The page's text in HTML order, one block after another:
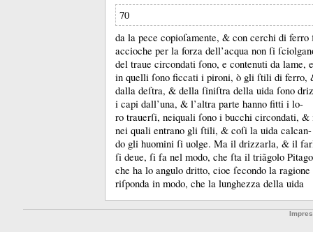
70
da la pece copioſamente, & con cerchi di ferro
accioche per la forza dell’acqua non ſi
del traue circondati ſono, e contenuti da lame,
in quelli ſono ficcati i pironi, ò gli ſtili di ferro,
dalla deſtra, & della ſiniſtra della uida ſono
i capi dall’una, & l’altra parte hanno fitti i lo-
ro trauerſi, neiquali ſono i bucchi circondati, &
nei quali entrano gli ſtili, & coſi la uida calcan-
do gli huomini ſi uolge. Ma il drizzarla, & il
ſi deue, ſi fa nel modo, che ſta il triãgolo
che ha lo angulo dritto, cioe ſecondo la
riſponda in modo, che la lunghezza della uida